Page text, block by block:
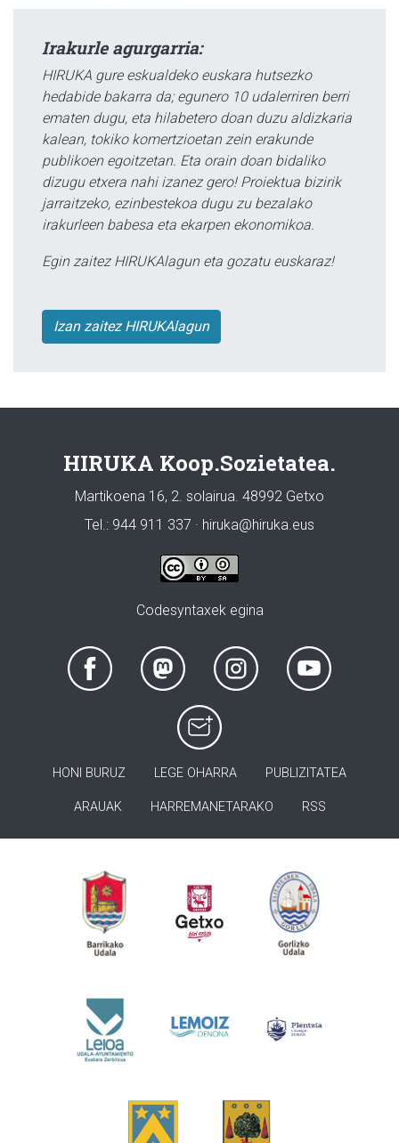
Irakurle agurgarria:
HIRUKA gure eskualdeko euskara hutsezko
hedabide bakarra da; egunero 10 udalerriren berri
ematen dugu, eta hilabetero doan duzu aldizkaria
kalean, tokiko komertzioetan zein erakunde
publikoen egoitzetan. Eta orain doan bidaliko
dizugu etxera nahi izanez gero! Proiektua bizirik
jarraitzeko, ezinbestekoa dugu zu bezalako
irakurleen babesa eta ekarpen ekonomikoa.
Egin zaitez HIRUKAlagun eta gozatu euskaraz!
Izan zaitez HIRUKAlagun
HIRUKA Koop.Sozietatea.
Martikoena 16, 2. solairua. 48992 Getxo
Tel.: 944 911 337 · hiruka@hiruka.eus
Codesyntaxek egina
HONI BURUZ LEGE OHARRA PUBLIZITATEA
ARAUAK HARREMANETARAKO RSS